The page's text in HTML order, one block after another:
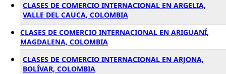
CLASES DE COMERCIO INTERNACIONAL EN ARGELIA,
VALLE DEL CAUCA, COLOMBIA
CLASES DE COMERCIO INTERNACIONAL EN ARIGUANÍ,
MAGDALENA, COLOMBIA
CLASES DE COMERCIO INTERNACIONAL EN ARJONA,
BOLÍVAR, COLOMBIA